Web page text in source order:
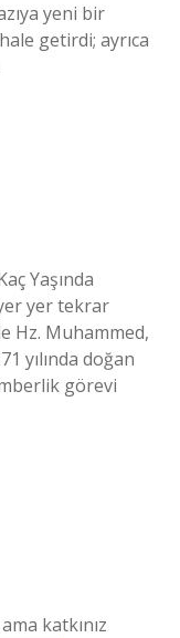
yeni bir
hale getirdi; ayrıca
Yaşında
yer tekrar
Hz. Muhammed,
yılında doğan
görevi
katkınız